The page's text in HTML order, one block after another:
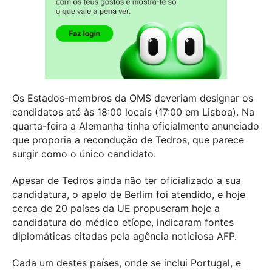
Os Estados-membros da OMS deveriam designar os
candidatos até às 18:00 locais (17:00 em Lisboa). Na
quarta-feira a Alemanha tinha oficialmente anunciado
que proporia a recondução de Tedros, que parece
surgir como o único candidato.
Apesar de Tedros ainda não ter oficializado a sua
candidatura, o apelo de Berlim foi atendido, e hoje
cerca de 20 países da UE propuseram hoje a
candidatura do médico etíope, indicaram fontes
diplomáticas citadas pela agência noticiosa AFP.
Cada um destes países, onde se inclui Portugal, e